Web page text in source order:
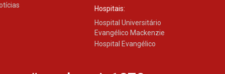
Hospitais:
Hospital Universitário
Evangélico Mackenzie
Hospital Evangélico